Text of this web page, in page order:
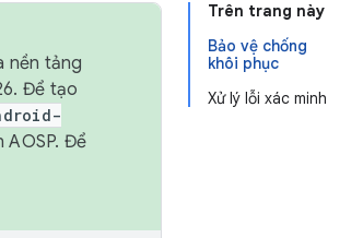
Trên trang này
Bảo vệ chống
khôi phục
Xử lý lỗi xác minh
nền tảng
Để tạo
Để